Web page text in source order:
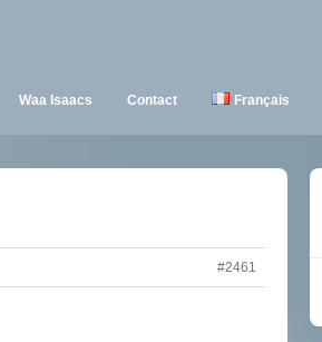
Waa Isaacs Contact Français
#2461